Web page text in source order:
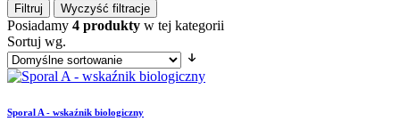
Filtruj Wyczyść filtracje
Posiadamy 4 produkty w tej kategorii
Sortuj wg.
Sporal A - wskaźnik biologiczny